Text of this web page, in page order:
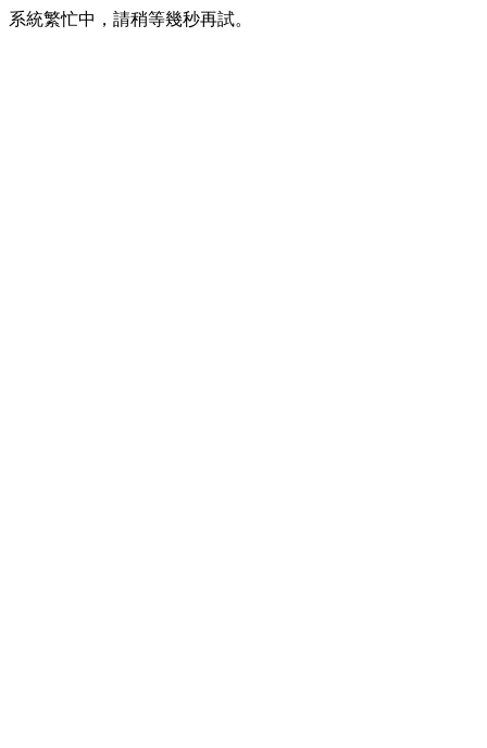
系統繁忙中，請稍等幾秒再試。